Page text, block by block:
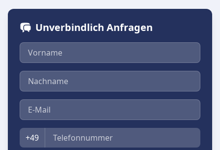
Unverbindlich Anfragen
Vorname
Nachname
E-Mail
Telefon
+49